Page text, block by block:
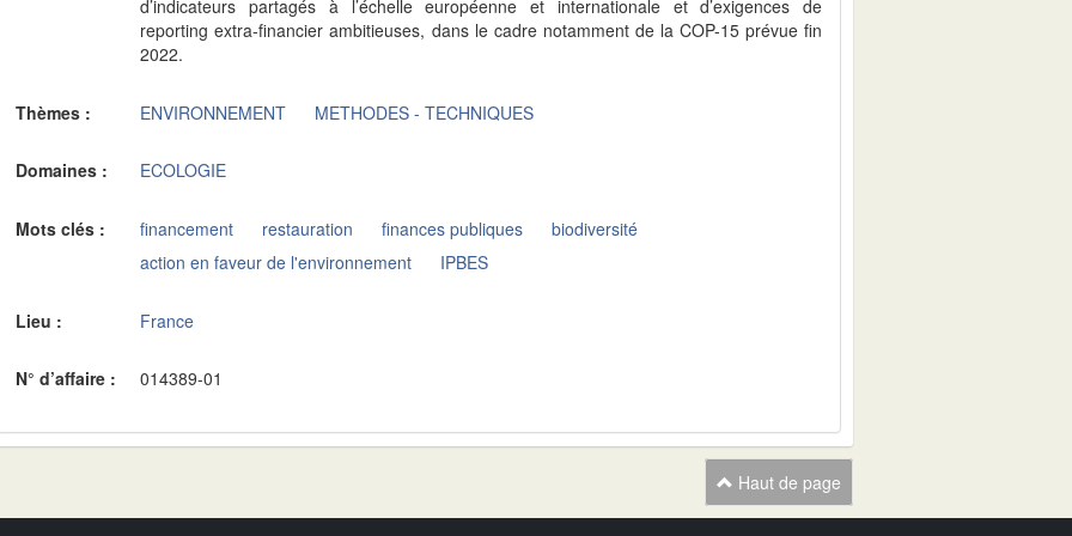
d’indicateurs partagés à l’échelle européenne et internationale et d’exigences de
reporting extra-financier ambitieuses, dans le cadre notamment de la COP-15 prévue fin
2022.
Thèmes : ENVIRONNEMENT METHODES - TECHNIQUES
Domaines : ECOLOGIE
Mots clés : financement restauration finances publiques
biodiversité
action en faveur de l'environnement
IPBES
Lieu : France
N° d’affaire : 014389-01
Haut de page